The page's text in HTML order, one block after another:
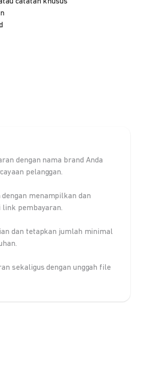
dengan nama brand Anda
pelanggan.
menampilkan dan
link pembayaran.
dan tetapkan jumlah minimal
sekaligus dengan unggah file